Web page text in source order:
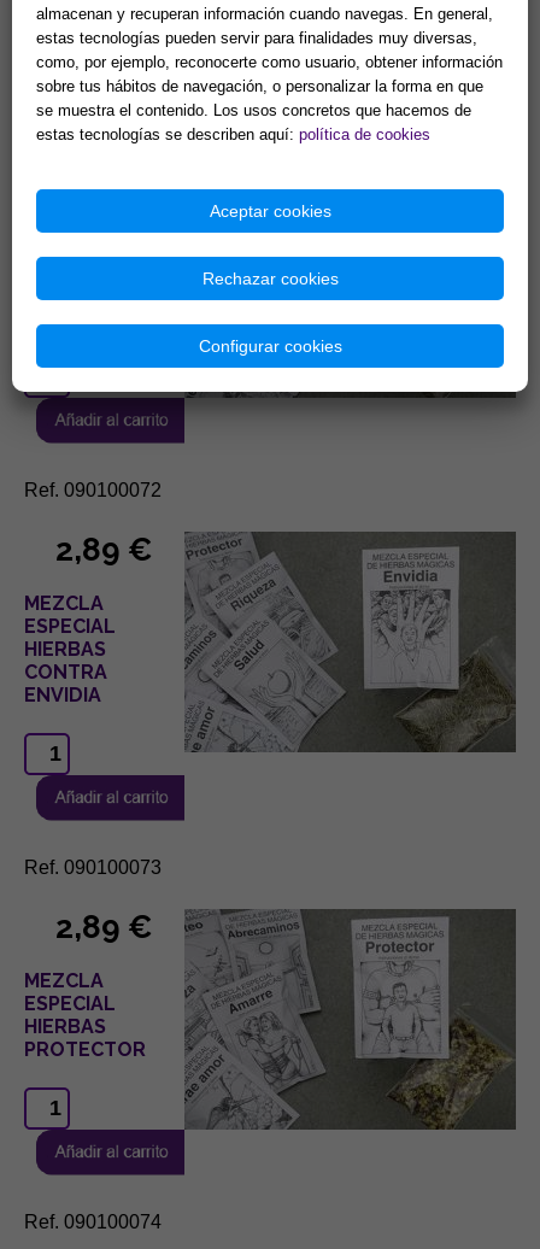
Ref. 090100071
2,89 €
HIERBAS PARA
Ref. 090100072
2,89 €
MEZCLA
ESPECIAL
HIERBAS
CONTRA
ENVIDIA
Ref. 090100073
2,89 €
MEZCLA
ESPECIAL
HIERBAS
PROTECTOR
Ref. 090100074
almacenan y recuperan información cuando navegas. En general,
estas tecnologías pueden servir para finalidades muy diversas,
como, por ejemplo, reconocerte como usuario, obtener información
sobre tus hábitos de navegación, o personalizar la forma en que
se muestra el contenido. Los usos concretos que hacemos de
estas tecnologías se describen aquí: política de cookies
Aceptar cookies
Rechazar cookies
Configurar cookies